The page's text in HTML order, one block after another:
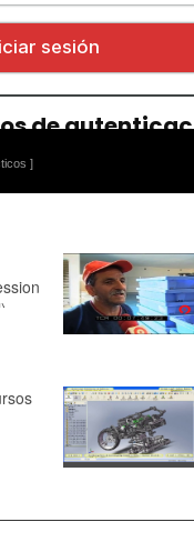
El llagostí
1:23 · 2015
Lego
con
10 de 24 -
10:21 ·